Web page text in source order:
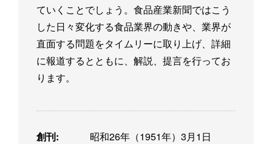
ていくことでしょう。食品産業新聞ではこう
した日々変化する食品業界の動きや、業界が
直面する問題をタイムリーに取り上げ、詳細
に報道するとともに、解説、提言を行ってお
ります。
創刊:
昭和26年（1951年）3月1日